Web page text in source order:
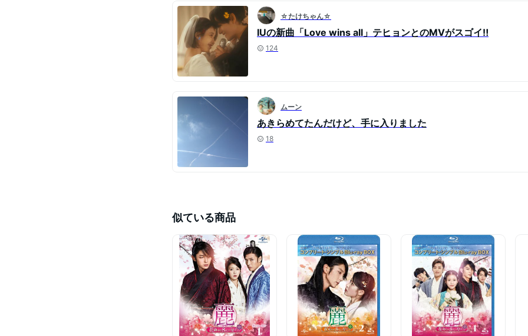
☆たけちゃん☆
IUの新曲「Love wins all」テヒョンとのMVがスゴイ‼️
124
ムーン
あきらめてたんだけど、手に入りました
18
似ている商品